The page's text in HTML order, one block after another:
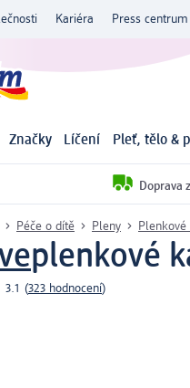
Kariéra Press centrum
Značky Líčení Pleť, tělo &
Doprava
Péče o dítě Pleny
plenkové
3.1 (323 hodnocení)